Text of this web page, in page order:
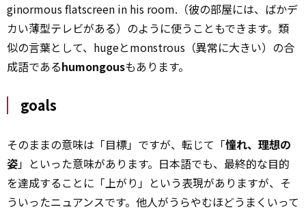
ginormous flatscreen in his room.（彼の部屋には、ばかデ
カい薄型テレビがある）のように使うこともできます。類
似の言葉として、hugeとmonstrous（異常に大きい）の合
成語であるhumongousもあります。
goals
そのままの意味は「目標」ですが、転じて「憧れ、理想の
姿」といった意味があります。日本語でも、最終的な目的
を達成することに「上がり」という表現がありますが、そ
ういったニュアンスです。他人がうらやむほどうまくいって